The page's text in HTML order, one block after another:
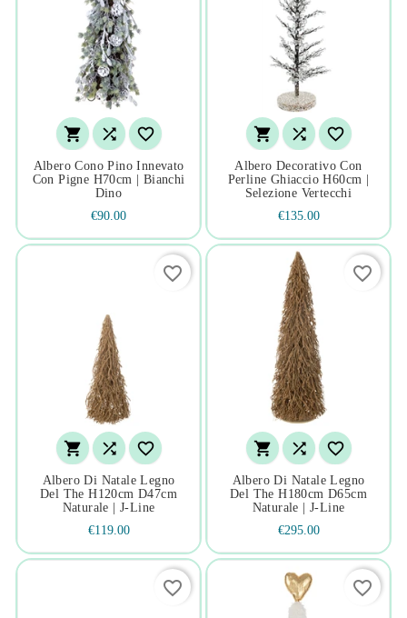
  
Albero Cono Pino Innevato
Con Pigne H70cm | Bianchi
Dino
€90.00
  
Albero Decorativo Con
Perline Ghiaccio H60cm |
Selezione Vertecchi
€135.00
  
Albero Di Natale Legno
Del The H120cm D47cm
Naturale | J-Line
€119.00
favorite_border
  
Albero Di Natale Legno
Del The H180cm D65cm
Naturale | J-Line
€295.00
favorite_border
favorite_border favorite_border